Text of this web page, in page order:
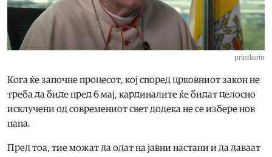
printksrin
Кога ќе започне процесот, кој според црковниот закон не
треба да биде пред 6 мај, кардиналите ќе бидат целосно
исклучени од современиот свет додека не се избере нов
папа.
Пред тоа, тие можат да одат на јавни настани и да даваат